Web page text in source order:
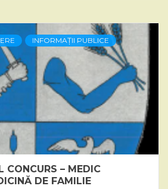
INFORMAȚII PUBLICE
CONCURS – MEDIC
DE FAMILIE